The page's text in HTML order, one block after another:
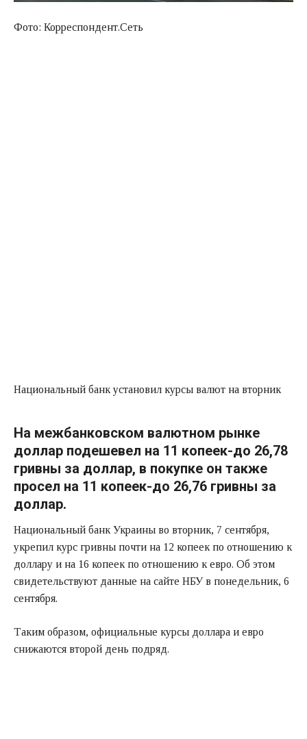
Фото: Корреспондент.Сеть
Национальный банк установил курсы валют на вторник
На межбанковском валютном рынке
доллар подешевел на 11 копеек-до 26,78
гривны за доллар, в покупке он также
просел на 11 копеек-до 26,76 гривны за
доллар.
Национальный банк Украины во вторник, 7 сентября,
укрепил курс гривны почти на 12 копеек по отношению к
доллару и на 16 копеек по отношению к евро. Об этом
свидетельствуют данные на сайте НБУ в понедельник, 6
сентября.
Таким образом, официальные курсы доллара и евро
снижаются второй день подряд.